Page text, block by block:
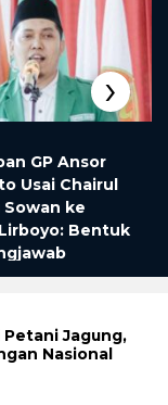
GP Ansor
Usai Chairul
ke
Bentuk
›
Petani Jagung,
Nasional